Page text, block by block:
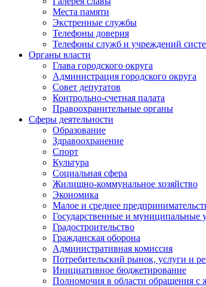
Места памяти
Экстренные службы
Телефоны доверия
Телефоны служб и учреждений
Органы власти
Глава городского округа
Администрация городcкого округа
Совет депутатов
Контрольно-счетная палата
Правоохранительные органы
Сферы деятельности
Образование
Здравоохранение
Спорт
Культура
Социальная сфера
Жилищно-коммунальное хозяйство
Экономика
Малое и среднее
Государственные и муниципальные
Градостроительство
Гражданская оборона
Административная комиссия
Потребительский рынок, услуги и
Инициативное бюджетирование
Полномочия в области обращения с